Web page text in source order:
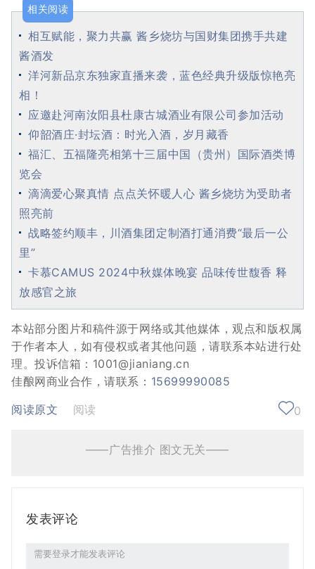
相关阅读
相互赋能，聚力共赢 酱乡烧坊与国财集团携手共建
酱酒发
洋河新品京东独家直播来袭，蓝色经典升级版惊艳亮
相！
应邀赴河南汝阳县杜康古城酒业有限公司参加活动
仰韶酒庄·封坛酒：时光入酒，岁月藏香
福汇、五福隆亮相第十三届中国（贵州）国际酒类博
览会
滴滴爱心聚真情 点点关怀暖人心 酱乡烧坊为受助者
照亮前
战略签约顺丰，川酒集团定制酒打通消费“最后一公
里”
卡慕CAMUS 2024中秋媒体晚宴 品味传世馥香 释
放感官之旅
本站部分图片和稿件源于网络或其他媒体，观点和版权属
于作者本人，如有侵权或者其他问题，请联系本站进行处
理。投诉信箱：1001@jianiang.cn
佳酿网商业合作，请联系： 15699990085
阅读原文
阅读 0
——广告推介 图文无关——
发表评论